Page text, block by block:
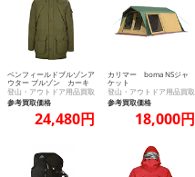
ペンフィールドブルゾンア
ウター ブルゾン カーキ
登山・アウトドア用品買取
参考買取価格
24,480円
カリマー boma NSジャ
ケット
登山・アウトドア用品買取
参考買取価格
18,000円